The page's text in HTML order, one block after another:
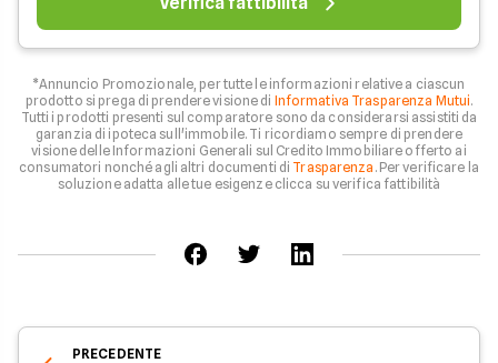
*Annuncio Promozionale, per tutte le informazioni relative a ciascun
prodotto si prega di prendere visione di Informativa Trasparenza Mutui.
Tutti i prodotti presenti sul comparatore sono da considerarsi assistiti da
garanzia di ipoteca sull'immobile. Ti ricordiamo sempre di prendere
visione delle Informazioni Generali sul Credito Immobiliare offerto ai
consumatori nonché agli altri documenti di Trasparenza . Per verificare la
soluzione adatta alle tue esigenze clicca su verifica fattibilità
PRECEDENTE